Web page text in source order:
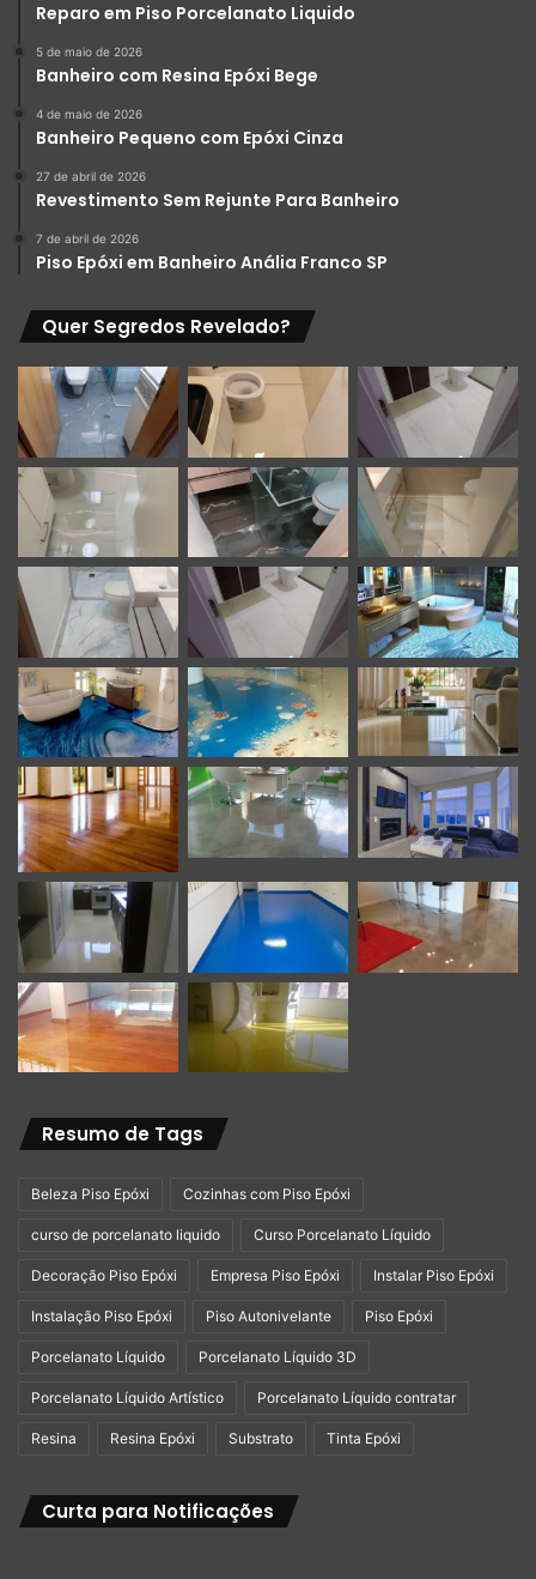
Reparo em Piso Porcelanato Liquido
5 de maio de 2026
Banheiro com Resina Epóxi Bege
4 de maio de 2026
Banheiro Pequeno com Epóxi Cinza
27 de abril de 2026
Revestimento Sem Rejunte Para Banheiro
7 de abril de 2026
Piso Epóxi em Banheiro Anália Franco SP
Quer Segredos Revelado?
Resumo de Tags
Beleza Piso Epóxi Cozinhas com Piso Epóxi
curso de porcelanato liquido Curso Porcelanato Líquido
Decoração Piso Epóxi Empresa Piso Epóxi Instalar Piso Epóxi
Instalação Piso Epóxi Piso Autonivelante Piso Epóxi
Porcelanato Líquido Porcelanato Líquido 3D
Porcelanato Líquido Artístico Porcelanato Líquido contratar
Resina Resina Epóxi Substrato Tinta Epóxi
Curta para Notificações